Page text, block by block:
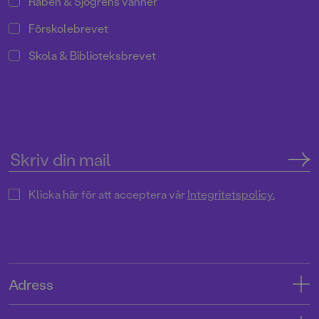
Förskolebrevet
Skola & Biblioteksbrevet
Klicka här för att acceptera vårIntegritetspolicy.
Adress